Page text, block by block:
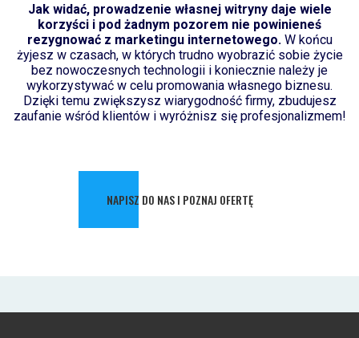
Jak widać, prowadzenie własnej witryny daje wiele
korzyści i pod żadnym pozorem nie powinieneś
rezygnować z marketingu internetowego. W końcu
żyjesz w czasach, w których trudno wyobrazić sobie życie
bez nowoczesnych technologii i koniecznie należy je
wykorzystywać w celu promowania własnego biznesu.
Dzięki temu zwiększysz wiarygodność firmy, zbudujesz
zaufanie wśród klientów i wyróżnisz się profesjonalizmem!
NAPISZ DO NAS I POZNAJ OFERTĘ